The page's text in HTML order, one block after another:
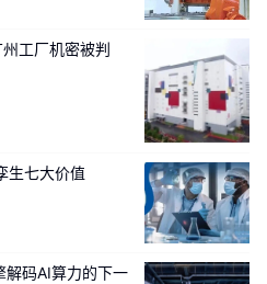
看 NVIDIA CEO 黄仁勋在 GTC
讲回放，深入了解推动新一代
工厂机密被判
生七大价值
解码AI算力的下一